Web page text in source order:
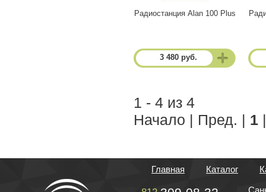
Радиостанция Alan 100 Plus
3 480 руб.
1 - 4 из 4
Начало | Пред. | 1
Главная Каталог